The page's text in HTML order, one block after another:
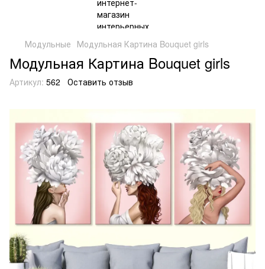
Модульные Модульная Картина Bouquet girls
Модульная Картина Bouquet girls
Артикул: 562 Оставить отзыв